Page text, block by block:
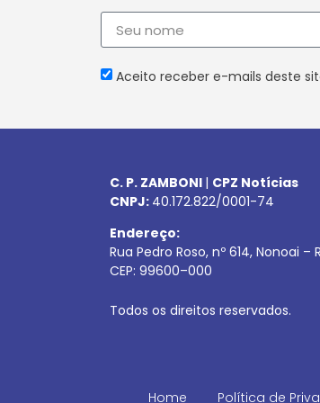
Aceito receber e-mails deste
C. P. ZAMBONI | CPZ Notícias
CNPJ: 40.172.822/0001-74
Endereço:
Rua Pedro Roso, nº 614, Nonoai –
CEP: 99600–000
Todos os direitos reservados.
Home Política de